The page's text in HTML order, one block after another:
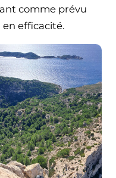
comme prévu
efficacité.